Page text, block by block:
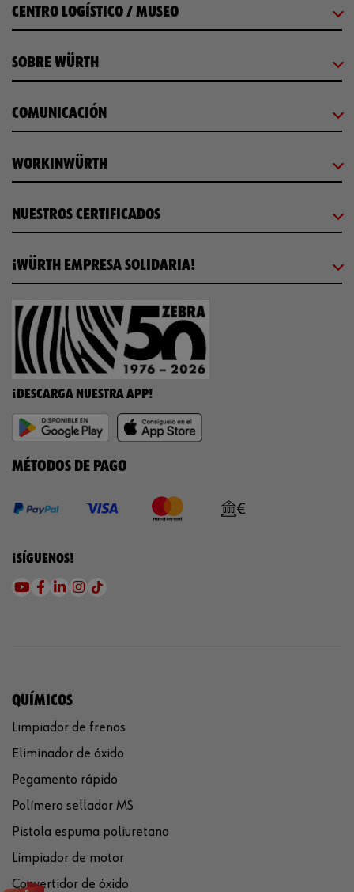
CENTRO LOGÍSTICO / MUSEO
SOBRE WÜRTH
COMUNICACIÓN
WORKINWÜRTH
NUESTROS CERTIFICADOS
¡WÜRTH EMPRESA SOLIDARIA!
¡DESCARGA NUESTRA APP!
MÉTODOS DE PAGO
¡SÍGUENOS!
QUÍMICOS
Limpiador de frenos
Eliminador de óxido
Pegamento rápido
Polímero sellador MS
Pistola espuma poliuretano
Limpiador de motor
Convertidor de óxido